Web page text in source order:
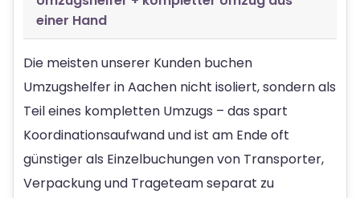
einer Hand
Die meisten unserer Kunden buchen
Umzugshelfer in Aachen nicht isoliert, sondern als
Teil eines kompletten Umzugs – das spart
Koordinationsaufwand und ist am Ende oft
günstiger als Einzelbuchungen von Transporter,
Verpackung und Trageteam separat zu